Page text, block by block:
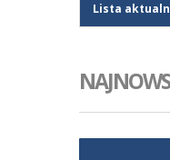
Lista